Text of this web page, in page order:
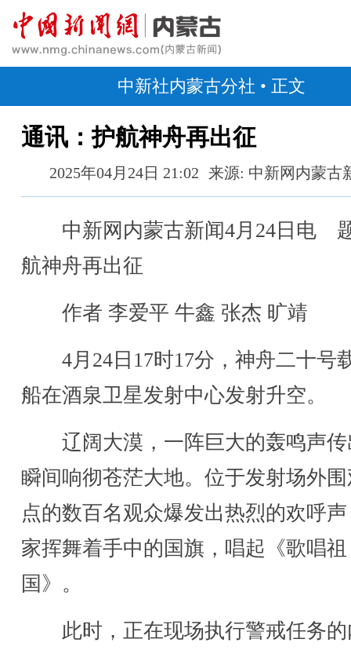
中新社内蒙古分社 • 正文
通讯：护航神舟再出征
2025年04月24日 21:02 来源: 中新网内蒙古
中新网内蒙古新闻4月24日电
航神舟再出征
作者 李爱平 牛鑫 张杰 旷靖
4月24日17时17分，神舟二十号
船在酒泉卫星发射中心发射升空。
辽阔大漠，一阵巨大的轰鸣声传
瞬间响彻苍茫大地。位于发射场外
点的数百名观众爆发出热烈的欢呼
家挥舞着手中的国旗，唱起《歌唱祖
国》。
此时，正在现场执行警戒任务的